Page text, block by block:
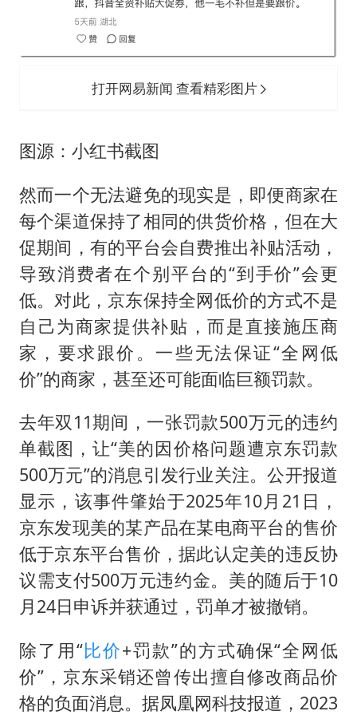
打开网易新闻 查看精彩图片
图源：小红书截图
然而一个无法避免的现实是，即便商家在
每个渠道保持了相同的供货价格，但在大
促期间，有的平台会自费推出补贴活动，
导致消费者在个别平台的“到手价”会更
低。对此，京东保持全网低价的方式不是
自己为商家提供补贴，而是直接施压商
家，要求跟价。一些无法保证“全网低
价”的商家，甚至还可能面临巨额罚款。
去年双11期间，一张罚款500万元的违约
单截图，让“美的因价格问题遭京东罚款
500万元”的消息引发行业关注。公开报道
显示，该事件肇始于2025年10月21日，
京东发现美的某产品在某电商平台的售价
低于京东平台售价，据此认定美的违反协
议需支付500万元违约金。美的随后于10
月24日申诉并获通过，罚单才被撤销。
除了用“比价+罚款”的方式确保“全网低
价”，京东采销还曾传出擅自修改商品价
格的负面消息。据凤凰网科技报道，2023